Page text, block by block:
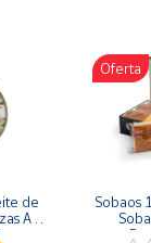
de
A
Oferta
Sobaos